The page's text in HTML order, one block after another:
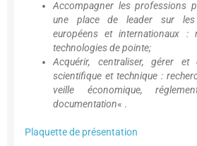
Accompagner les professions
une place de leader sur les
européens et internationaux :
technologies de pointe;
Acquérir, centraliser, gérer et
scientifique et technique :
veille économique,
documentation« .
Plaquette de présentation